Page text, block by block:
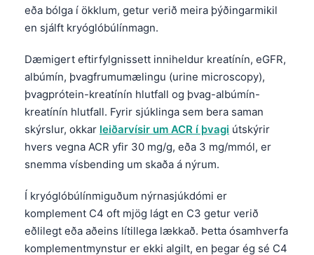
en sjálft kryóglóbúlínmagn.
albúmín, þvagfrumumælingu (urine microscopy),
þvagprótein-kreatínín hlutfall og þvag-albúmín-
kreatínín hlutfall. Fyrir sjúklinga sem bera saman
skýrslur, okkarleiðarvísir um ACR í þvagi útskýrir
hvers vegna ACR yfir 30 mg/g, eða 3 mg/mmól, er
snemma vísbending um skaða á nýrum.
komplement C4 oft mjög lágt en C3 getur verið
eðlilegt eða aðeins lítillega lækkað. Þetta ósamhverfa
komplementmynstur er ekki algilt, en þegar ég sé C4
um 2–8 mg/dL með virku seti í þvagi ýti ég undir að